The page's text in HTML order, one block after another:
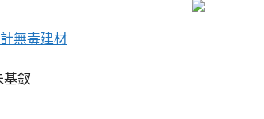
無毒建材
基釵